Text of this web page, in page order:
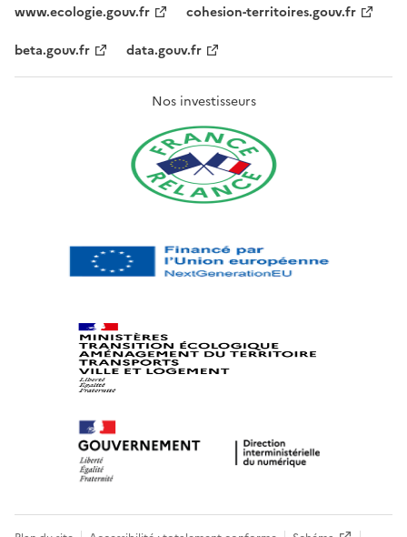
www.ecologie.gouv.fr
cohesion-territoires.gouv.fr
beta.gouv.fr
data.gouv.fr
Nos investisseurs